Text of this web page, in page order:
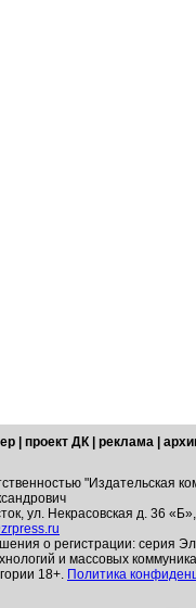
проект ДК реклама
"Издательская
ул. Некрасовская д. 36
о регистрации: серия
и массовых
18+. Политика